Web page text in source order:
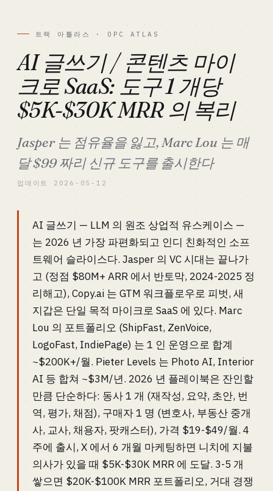
트랙 아틀라스 · OPC ATLAS
AI 글쓰기 / 콘텐츠 마이
크로 SaaS: 도구 1 개당
$5K-$30K MRR 의 복리
Jasper 는 점유율을 잃고, Marc Lou 는 매
달 $99 짜리 신규 도구를 출시한다
업데이트 2026-05-12
AI 글쓰기 — LLM 의 원조 상업적 유스케이스 —
는 2026 년 가장 파편화되고 인디 친화적인 소프
트웨어 슬라이스다. Jasper 의 VC 시대는 끝나가
고 (정점 $80M+ ARR 에서 반토막, 2024-2025 정
리해고), Copy.ai 는 GTM 워크플로우로 피벗, 새
지갑은 단일 목적 마이크로 SaaS 에 있다. Marc
Lou 의 포트폴리오 (ShipFast, ZenVoice,
LogoFast, IndiePage) 는 1 인 운영으로 합계
~$200K+/월. Pieter Levels 는 Photo AI, Interior
AI 등 합쳐 ~$3M/년. 2026 년 플레이북은 잔인할
만큼 단순하다: 동사 1 개 (재작성, 요약, 초안, 번
역, 평가, 채점), 구매자 1 명 (변호사, 부동산 중개
사, 교사, 채용자, 팟캐스터), 가격 $19-$49/월. 4
주에 출시, X 에서 6 개월 마케팅하면 니치에 지불
의사가 있을 때 $5K-$30K MRR 에 도달. 3-5 개
쌓으면 $20K-$100K MRR 포트폴리오, 거대 경쟁